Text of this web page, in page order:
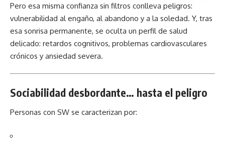
Pero esa misma confianza sin filtros conlleva peligros:
vulnerabilidad al engaño, al abandono y a la soledad. Y, tras
esa sonrisa permanente, se oculta un perfil de salud
delicado: retardos cognitivos, problemas cardiovasculares
crónicos y ansiedad severa.
Sociabilidad desbordante… hasta el peligro
Personas con SW se caracterizan por: